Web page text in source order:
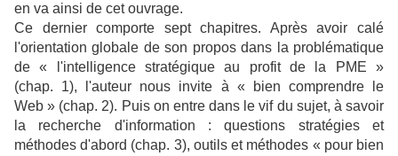
en va ainsi de cet ouvrage.
Ce dernier comporte sept chapitres. Après avoir calé
l'orientation globale de son propos dans la problématique
de « l'intelligence stratégique au profit de la PME »
(chap. 1), l'auteur nous invite à « bien comprendre le
Web » (chap. 2). Puis on entre dans le vif du sujet, à savoir
la recherche d'information : questions stratégies et
méthodes d'abord (chap. 3), outils et méthodes « pour bien